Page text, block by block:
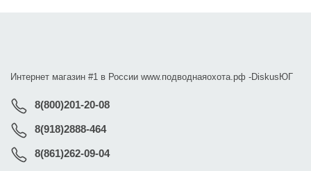
Интернет магазин #1 в России www.подводнаяохота.рф -DiskusЮГ
8(800)201-20-08
8(918)2888-464
8(861)262-09-04